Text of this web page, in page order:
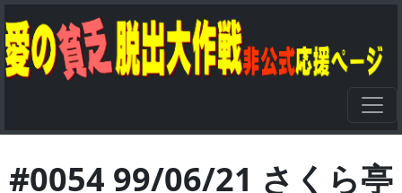
#0054 99/06/21 さくら亭